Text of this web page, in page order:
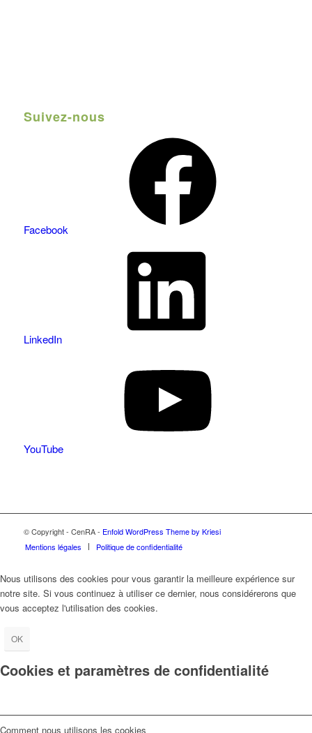
Suivez-nous
Facebook
LinkedIn
YouTube
© Copyright - CenRA - Enfold WordPress Theme by Kriesi
Mentions légales
Politique de confidentialité
Nous utilisons des cookies pour vous garantir la meilleure expérience sur
notre site. Si vous continuez à utiliser ce dernier, nous considérerons que
vous acceptez l'utilisation des cookies.
OK
Cookies et paramètres de confidentialité
Comment nous utilisons les cookies